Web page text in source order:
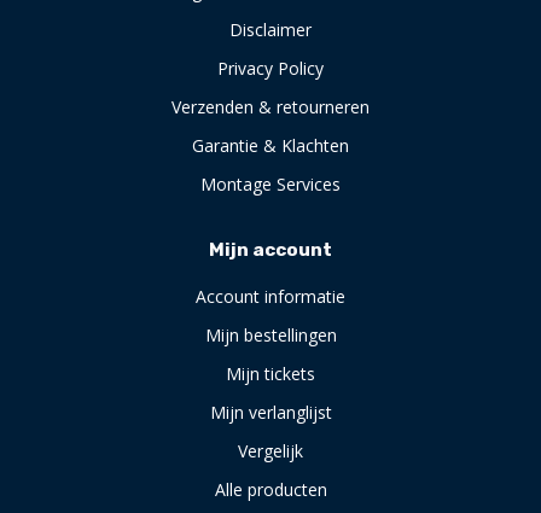
Disclaimer
Privacy Policy
Verzenden & retourneren
Garantie & Klachten
Montage Services
Mijn account
Account informatie
Mijn bestellingen
Mijn tickets
Mijn verlanglijst
Vergelijk
Alle producten